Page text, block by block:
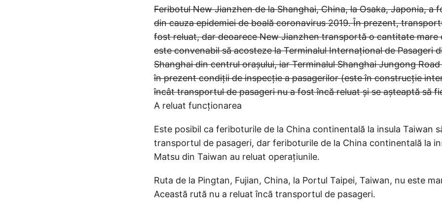
Feribotul New Jianzhen de la Shanghai, China, la Osaka, Japonia, a
din cauza epidemiei de boală coronavirus 2019. În prezent,
fost reluat, dar deoarece New Jianzhen transportă o cantitate mare
este convenabil să acosteze la Terminalul Internațional de Pasageri
Shanghai din centrul orașului, iar Terminalul Shanghai Jungong
în prezent condiții de inspecție a pasagerilor (este în construcție
încât transportul de pasageri nu a fost încă reluat și se așteaptă să
A reluat funcționarea
Este posibil ca feriboturile de la China continentală la insula Taiwan
transportul de pasageri, dar feriboturile de la China continentală la
Matsu din Taiwan au reluat operațiunile.
Ruta de la Pingtan, Fujian, China, la Portul Taipei, Taiwan, nu este
Această rută nu a reluat încă transportul de pasageri.